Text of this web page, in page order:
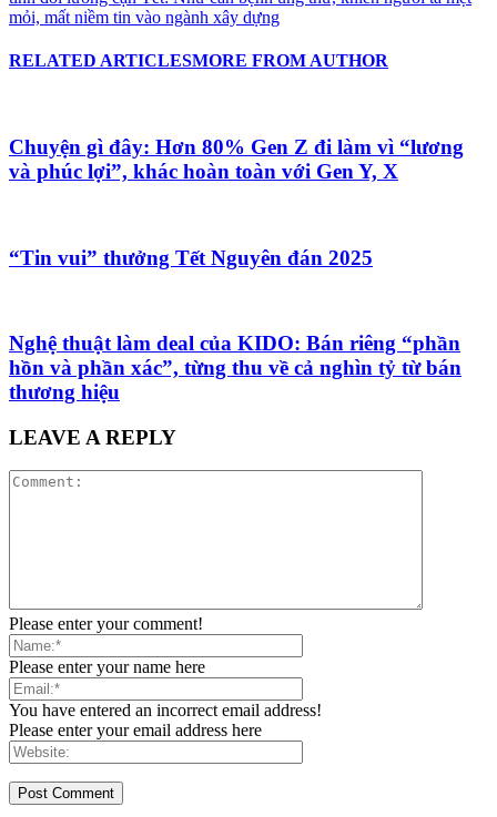
mỏi, mất niềm tin vào ngành xây dựng
RELATED ARTICLESMORE FROM AUTHOR
Chuyện gì đây: Hơn 80% Gen Z đi làm vì “lương
và phúc lợi”, khác hoàn toàn với Gen Y, X
“Tin vui” thưởng Tết Nguyên đán 2025
Nghệ thuật làm deal của KIDO: Bán riêng “phần
hồn và phần xác”, từng thu về cả nghìn tỷ từ bán
thương hiệu
LEAVE A REPLY
Please enter your comment!
Please enter your name here
You have entered an incorrect email address!
Please enter your email address here